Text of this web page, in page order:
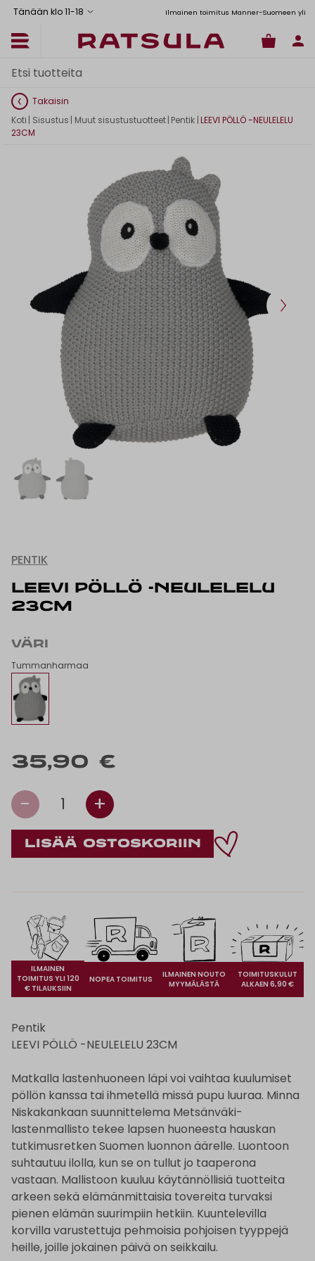
Tänään klo 11-18
Toimituskulut alk. 6,90€ Ilmainen toimitus Manner-Suomeen yli
Takaisin
Koti | Sisustus | Muut sisustustuotteet | Pentik |LEEVI PÖLLÖ -NEULELELU
23CM
PENTIK
LEEVI PÖLLÖ -NEULELELU
23CM
VÄRI
Tummanharmaa
35,90 €
- 1 +
ILMAINEN
TOIMITUS YLI 120
€ TILAUKSIIN
NOPEA TOIMITUS
ILMAINEN NOUTO
MYYMÄLÄSTÄ
TOIMITUSKULUT
ALKAEN 6,90 €
Pentik
LEEVI PÖLLÖ -NEULELELU 23CM
Matkalla lastenhuoneen läpi voi vaihtaa kuulumiset
pöllön kanssa tai ihmetellä missä pupu luuraa. Minna
Niskakankaan suunnittelema Metsänväki-
lastenmallisto tekee lapsen huoneesta hauskan
tutkimusretken Suomen luonnon äärelle. Luontoon
suhtautuu ilolla, kun se on tullut jo taaperona
vastaan. Mallistoon kuuluu käytännöllisiä tuotteita
arkeen sekä elämänmittaisia tovereita turvaksi
pienen elämän suurimpiin hetkiin. Kuuntelevilla
korvilla varustettuja pehmoisia pohjoisen tyyppejä
heille, joille jokainen päivä on seikkailu.